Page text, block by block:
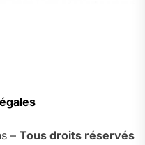
– Tous droits réservés